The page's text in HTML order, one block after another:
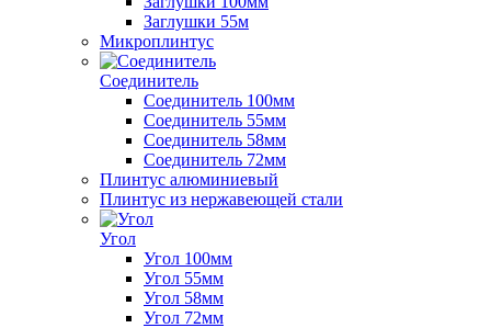
Заглушки 55м
Микроплинтус
Соединитель
Соединитель 100мм
Соединитель 55мм
Соединитель 58мм
Соединитель 72мм
Плинтус алюминиевый
Плинтус из нержавеющей стали
Угол
Угол 100мм
Угол 55мм
Угол 58мм
Угол 72мм